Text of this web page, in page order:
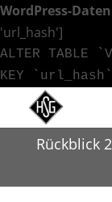
WordPress-
'url_hash']
ALTER TABLE
KEY
Rückblick